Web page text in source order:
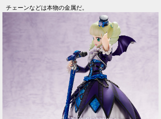
チェーンなどは本物の金属だ。